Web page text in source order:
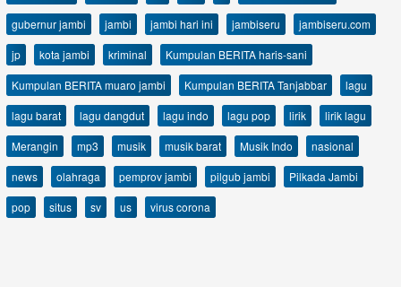
gubernur jambi
jambi jambi hari ini jambiseru
jambiseru.com
jp
kota jambi kriminal
Kumpulan BERITA haris-sani
Kumpulan BERITA muaro jambi
Kumpulan BERITA Tanjabbar
lagu
lagu barat
lagu dangdut lagu indo lagu pop lirik
lirik lagu
Merangin
mp3 musik musik barat Musik Indo
nasional
news
olahraga pemprov jambi pilgub jambi
Pilkada Jambi
pop
situs sv us virus corona